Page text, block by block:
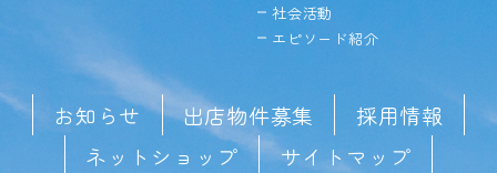
社会活動
エピソード紹介
お知らせ 出店物件募集
採用情報
ネットショップ
サイトマップ